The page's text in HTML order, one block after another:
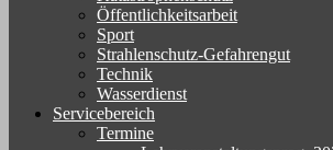
Öffentlichkeitsarbeit
Sport
Strahlenschutz-Gefahrengut
Technik
Wasserdienst
Servicebereich
Termine